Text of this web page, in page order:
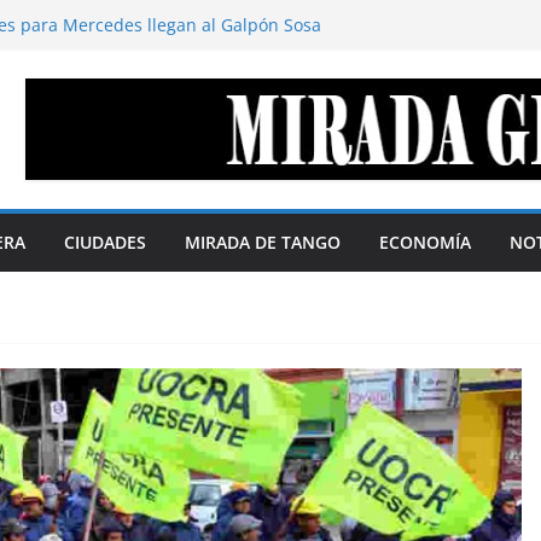
para Mercedes llegan al Galpón Sosa
soberanas. Por Telma Luzzani
la agenda digital y la política se
CIUDADES MIRADA DE TANGO ECONOMÍA